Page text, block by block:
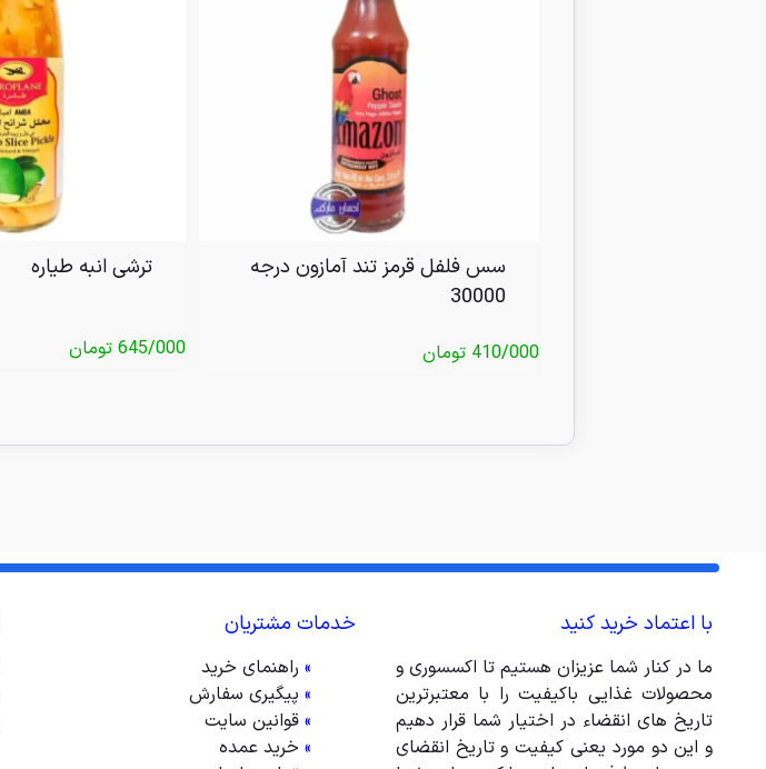
سس فلفل قرمز تند آمازون درجه
30000
410/000 تومان
ترشی انبه طیاره
645/000 تومان
با اعتماد خرید کنید
ما در کنار شما عزیزان هستیم تا اکسسوری و
محصولات غذایی باکیفیت را با معتبرترین
تاریخ های انقضاء در اختیار شما قرار دهیم
و این دو مورد یعنی کیفیت و تاریخ انقضای
خدمات مشتریان
» راهنمای خرید
» پیگیری سفارش
» قوانین سایت
» خرید عمده